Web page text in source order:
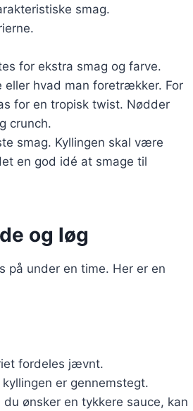
smag.
for ekstra smag og farve.
eller hvad man foretrækker. For
for en tropisk twist. Nødder
crunch.
smag. Kyllingen skal være
en god idé at smage til
og løg
på under en time. Her er en
fordeles jævnt.
er gennemstegt.
ønsker en tykkere sauce, kan